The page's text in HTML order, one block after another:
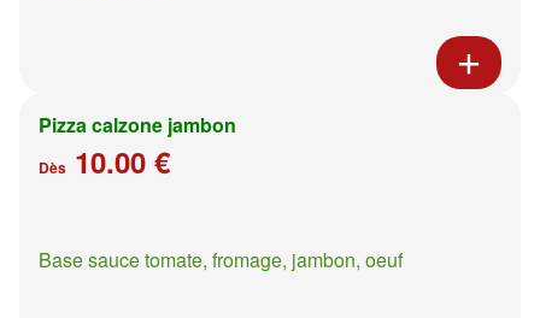
Pizza calzone jambon
Dès 10.00 €
Base sauce tomate, fromage, jambon, oeuf